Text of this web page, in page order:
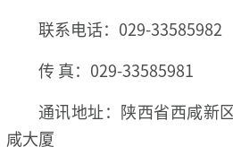
联系电话：029-33585982
传 真：029-33585981
通讯地址：陕西省西咸新
咸大厦